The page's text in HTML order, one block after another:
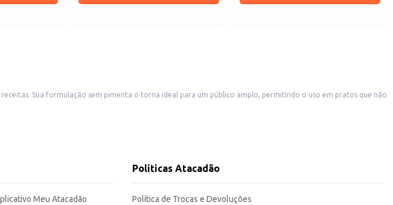
que não
Sua composição garante um tempero consistente e de
Meu Atacadão
Políticas Atacadão
Política de Trocas e Devoluções